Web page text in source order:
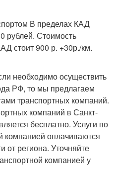
В пределах КАД
рублей. Стоимость
стоит 900 р. +30р./км.
необходимо осуществить
РФ, то мы предлагаем
транспортных компаний.
компаний в Санкт-
бесплатно. Услуги по
компанией оплачиваются
от региона. Уточняйте
компанией у